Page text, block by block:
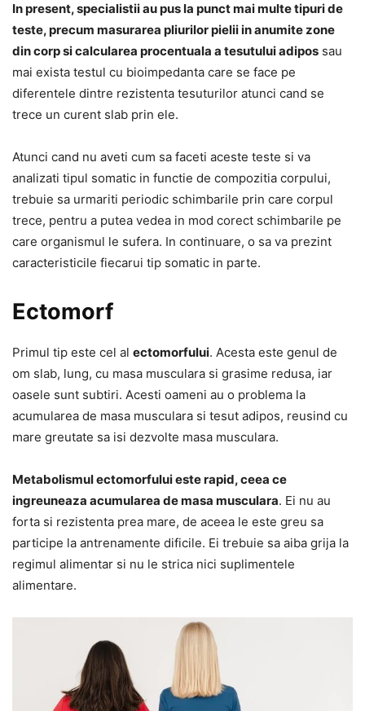
In present, specialistii au pus la punct mai multe tipuri de
teste, precum masurarea pliurilor pielii in anumite zone
din corp si calcularea procentuala a tesutului adipos sau
mai exista testul cu bioimpedanta care se face pe
diferentele dintre rezistenta tesuturilor atunci cand se
trece un curent slab prin ele.
Atunci cand nu aveti cum sa faceti aceste teste si va
analizati tipul somatic in functie de compozitia corpului,
trebuie sa urmariti periodic schimbarile prin care corpul
trece, pentru a putea vedea in mod corect schimbarile pe
care organismul le sufera. In continuare, o sa va prezint
caracteristicile fiecarui tip somatic in parte.
Ectomorf
Primul tip este cel al ectomorfului. Acesta este genul de
om slab, lung, cu masa musculara si grasime redusa, iar
oasele sunt subtiri. Acesti oameni au o problema la
acumularea de masa musculara si tesut adipos, reusind cu
mare greutate sa isi dezvolte masa musculara.
Metabolismul ectomorfului este rapid, ceea ce
ingreuneaza acumularea de masa musculara. Ei nu au
forta si rezistenta prea mare, de aceea le este greu sa
participe la antrenamente dificile. Ei trebuie sa aiba grija la
regimul alimentar si nu le strica nici suplimentele
alimentare.